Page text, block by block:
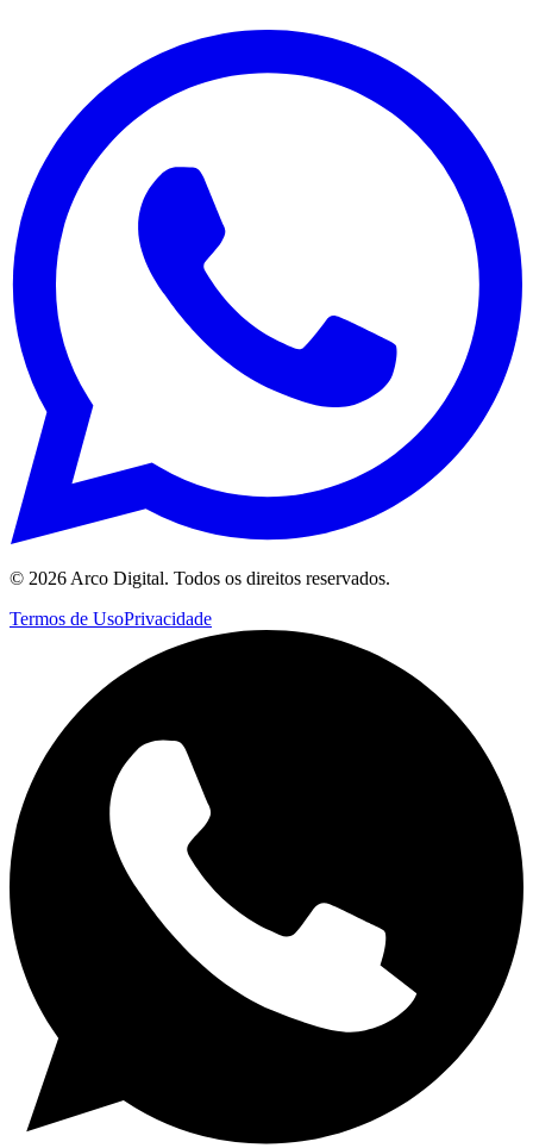
© 2026 Arco Digital. Todos os direitos reservados.
Termos de UsoPrivacidade